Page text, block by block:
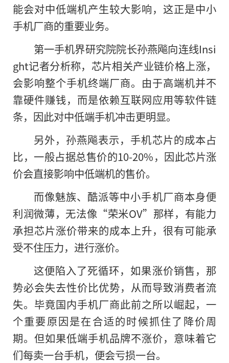
能会对中低端机产生较大影响，这正是中小
手机厂商的重要业务。
第一手机界研究院院长孙燕飚向连线Insi
ght记者分析称，芯片相关产业链价格上涨，
会影响整个手机终端厂商。由于高端机并不
靠硬件赚钱，而是依赖互联网应用等软件链
条，因此对中低端手机冲击更明显。
另外，孙燕飚表示，手机芯片的成本占
比，一般占据总售价的10-20%，因此芯片涨
价会直接影响中低端机的售价。
而像魅族、酷派等中小手机厂商本身便
利润微薄，无法像“荣米OV”那样，有能力
承担芯片涨价带来的成本上升，很有可能承
受不住压力，进行涨价。
这便陷入了死循环，如果涨价销售，那
势必会失去性价比优势，从而导致消费者流
失。毕竟国内手机厂商此前之所以崛起，一
个重要原因是在合适的时候抓住了降价周
期。但如果低端手机品牌不涨价，意味着它
们每卖一台手机，便会亏损一台。